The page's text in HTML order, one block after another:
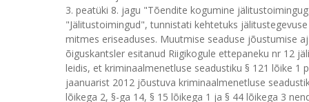
3. peatüki 8. jagu "Tõendite kogumine
"Jälitustoimingud", tunnistati kehtetuks
mitmes eriseaduses. Muutmise seaduse jõustumise
õiguskantsler esitanud Riigikogule ettepaneku nr 12
leidis, et kriminaalmenetluse seadustiku § 121 lõike 1
jaanuarist 2012 jõustuva kriminaalmenetluse
lõikega 2, §-ga 14, § 15 lõikega 1 ja § 44 lõikega 3